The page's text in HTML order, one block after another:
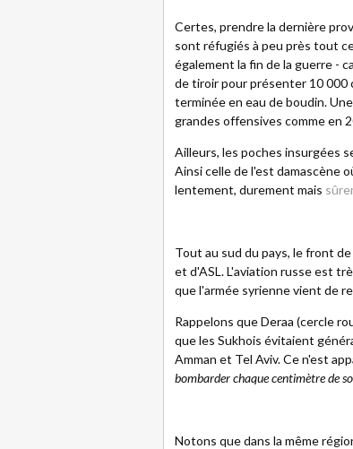
Certes, prendre la dernière
sont réfugiés à peu près tout
également la fin de la guerre -
de tiroir pour présenter 10 000
terminée en eau de boudin.
grandes offensives comme en
Ailleurs, les poches insurgées
Ainsi celle de l'est damascène
lentement, durement mais
Tout au sud du pays, le front
et d'ASL. L'aviation russe est
que l'armée syrienne vient de
Rappelons que Deraa (cercle
que les Sukhois évitaient
Amman et Tel Aviv. Ce n'est
bombarder chaque centimètre de
Notons que dans la même